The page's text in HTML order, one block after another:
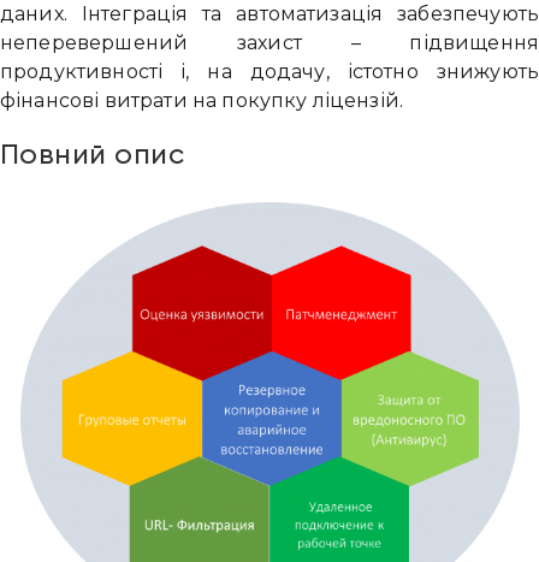
даних. Інтеграція та автоматизація забезпечують
неперевершений захист – підвищення
продуктивності і, на додачу, істотно знижують
фінансові витрати на покупку ліцензій.
Повний опис